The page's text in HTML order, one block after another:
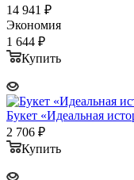
14 941 ₽
Экономия
1 644 ₽
Купить
Букет «Идеальная
2 706 ₽
Купить